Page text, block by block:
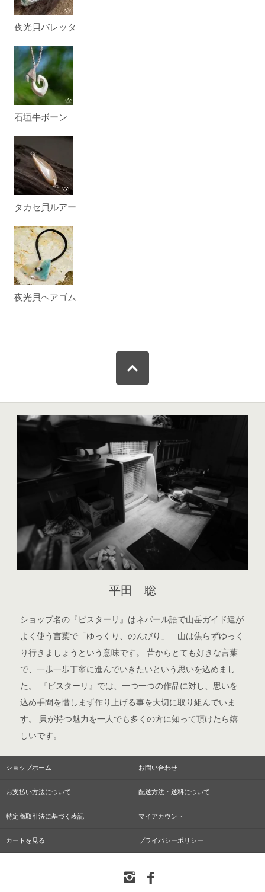
夜光貝バレッタ
石垣牛ボーン
タカセ貝ルアー
夜光貝ヘアゴム
平田 聡
ショップ名の『ビスターリ』はネパール語で山岳ガイド達が
よく使う言葉で「ゆっくり、のんびり」 山は焦らずゆっく
り行きましょうという意味です。 昔からとても好きな言葉
で、一歩一歩丁寧に進んでいきたいという思いを込めまし
た。 『ビスターリ』では、一つ一つの作品に対し、思いを
込め手間を惜しまず作り上げる事を大切に取り組んでいま
す。 貝が持つ魅力を一人でも多くの方に知って頂けたら嬉
しいです。
ショップホーム お問い合わせ
お支払い方法について 配送方法・送料について
特定商取引法に基づく表記 マイアカウント
カートを見る プライバシーポリシー